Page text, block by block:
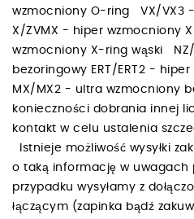
wzmocniony O-ring VX/VX3
X/ZVMX - hiper wzmocniony
wzmocniony X-ring wąski
bezoringowy ERT/ERT2 -
MX/MX2 - ultra wzmocniony
konieczności dobrania innej
kontakt w celu ustalenia
Istnieje możliwość wysyłki
o taką informację w uwagach
przypadku wysyłamy z
łączącym (zapinka bądź